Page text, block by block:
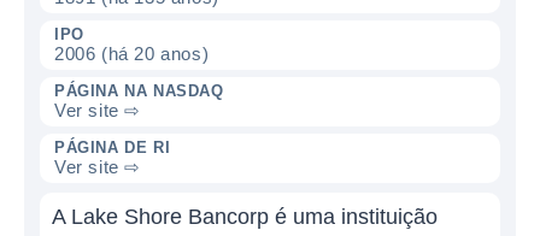
IPO
2006 (há 20 anos)
PÁGINA NA NASDAQ
Ver site ⇨
PÁGINA DE RI
Ver site ⇨
A Lake Shore Bancorp é uma instituição